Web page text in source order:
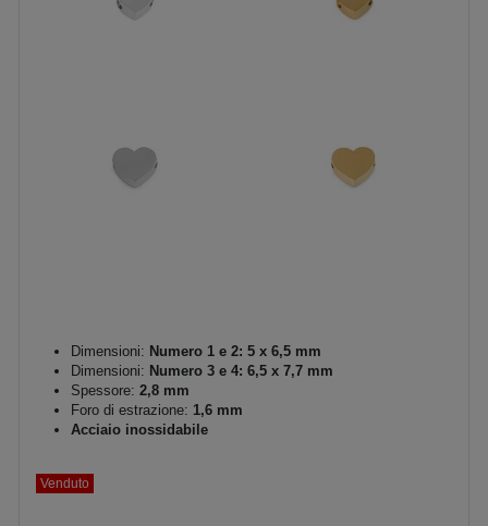
Dimensioni: Numero 1 e 2: 5 x 6,5 mm
Dimensioni: Numero 3 e 4: 6,5 x 7,7 mm
Spessore: 2,8 mm
Foro di estrazione: 1,6 mm
Acciaio inossidabile
Venduto